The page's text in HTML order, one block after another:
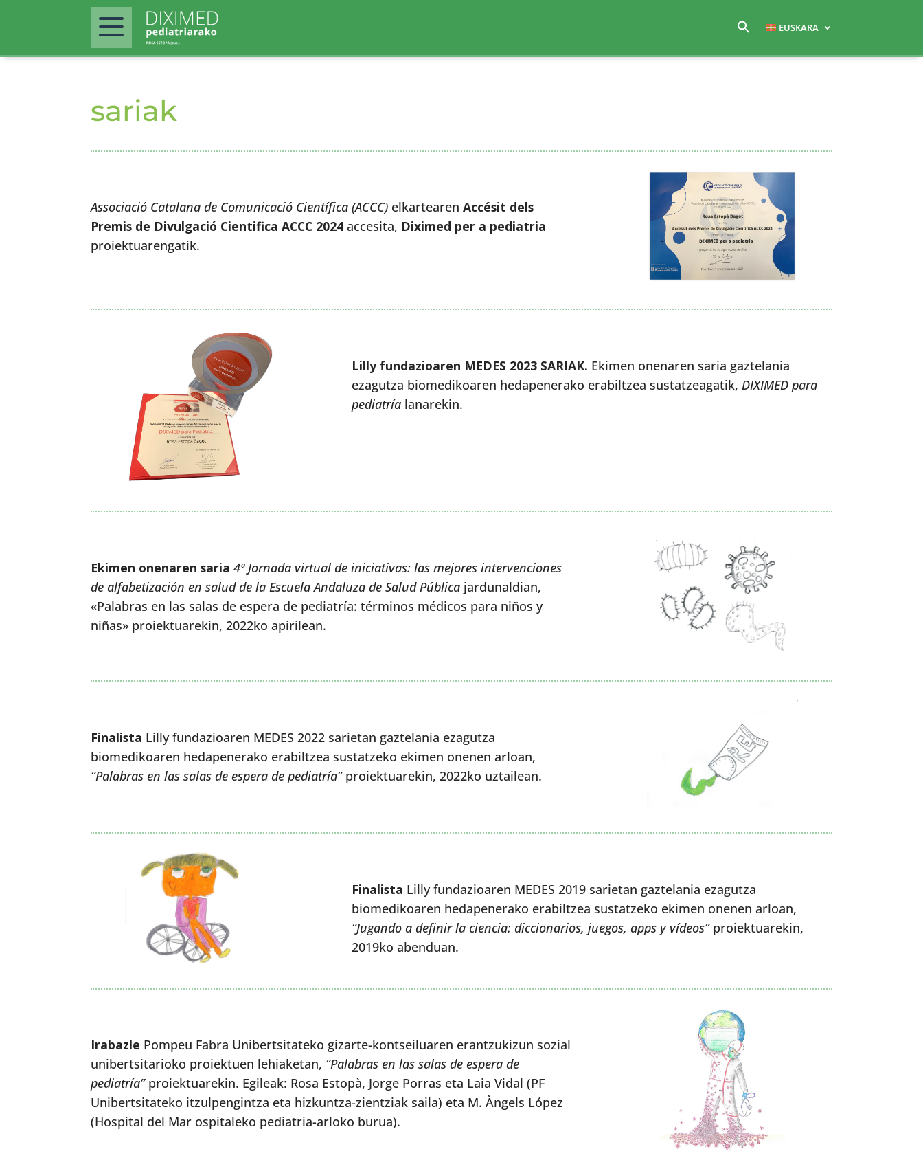
EUSKARA
sariak
Associació Catalana de Comunicació Científica (ACCC) elkartearen Accésit dels
Premis de Divulgació Cientifica ACCC 2024 accesita, Diximed per a pediatria
proiektuarengatik.
Lilly fundazioaren MEDES 2023 SARIAK. Ekimen onenaren saria gaztelania
ezagutza biomedikoaren hedapenerako erabiltzea sustatzeagatik, DIXIMED para
pediatría lanarekin.
Ekimen onenaren saria 4ª Jornada virtual de iniciativas: las mejores intervenciones
de alfabetización en salud de la Escuela Andaluza de Salud Pública jardunaldian,
«Palabras en las salas de espera de pediatría: términos médicos para niños y
niñas» proiektuarekin, 2022ko apirilean.
Finalista Lilly fundazioaren MEDES 2022 sarietan gaztelania ezagutza
biomedikoaren hedapenerako erabiltzea sustatzeko ekimen onenen arloan,
“Palabras en las salas de espera de pediatría”proiektuarekin, 2022ko uztailean.
Finalista Lilly fundazioaren MEDES 2019 sarietan gaztelania ezagutza
biomedikoaren hedapenerako erabiltzea sustatzeko ekimen onenen arloan,
“Jugando a definir la ciencia: diccionarios, juegos, apps y vídeos”proiektuarekin,
2019ko abenduan.
Irabazle Pompeu Fabra Unibertsitateko gizarte-kontseiluaren erantzukizun sozial
unibertsitarioko proiektuen lehiaketan, “Palabras en las salas de espera de
pediatría”proiektuarekin. Egileak: Rosa Estopà, Jorge Porras eta Laia Vidal (PF
Unibertsitateko itzulpengintza eta hizkuntza-zientziak saila) eta M. Àngels López
(Hospital del Mar ospitaleko pediatria-arloko burua).